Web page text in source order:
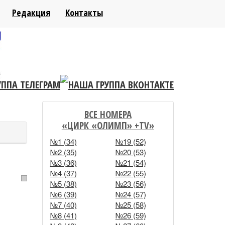
НАШ ВИДЕОКАНАЛ
Редакция Контакты
ВСЕ НОМЕРА
«ЦИРК «ОЛИМП» +TV»
№1 (34)
№2 (35)
№3 (36)
№4 (37)
№5 (38)
№6 (39)
№7 (40)
№8 (41)
№19 (52)
№20 (53)
№21 (54)
№22 (55)
№23 (56)
№24 (57)
№25 (58)
№26 (59)